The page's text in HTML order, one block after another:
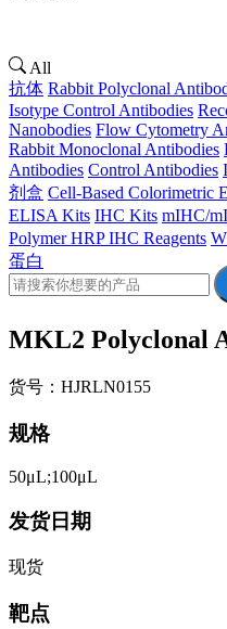
All
抗体 Rabbit Polyclonal
Isotype Control Antibodies
Nanobodies Flow Cytometry
Rabbit Monoclonal Antibodies
Antibodies Control Antibodies
剂盒 Cell-Based Colorimetric
ELISA Kits IHC Kits mIHC/
Polymer HRP IHC Reagents
蛋白
MKL2 Polyclonal
货号：HJRLN0155
规格
50μL;100μL
发货日期
现货
靶点